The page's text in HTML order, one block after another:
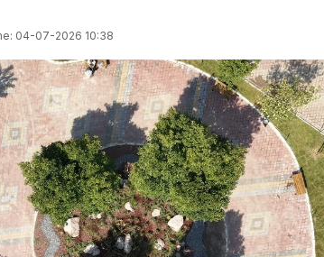
04-07-2026 10:38